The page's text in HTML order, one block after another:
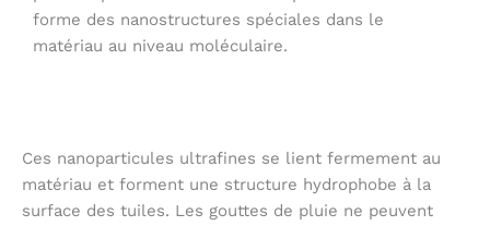
forme des nanostructures spéciales dans le
matériau au niveau moléculaire.
Ces nanoparticules ultrafines se lient fermement au
matériau et forment une structure hydrophobe à la
surface des tuiles. Les gouttes de pluie ne peuvent